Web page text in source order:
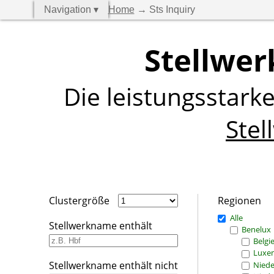
Navigation ▾ Home→ Sts Inquiry
Die
Clustergröße
Stellwerkname enthält
Stellwerkname enthält nicht
Regionen
Alle
Benelux